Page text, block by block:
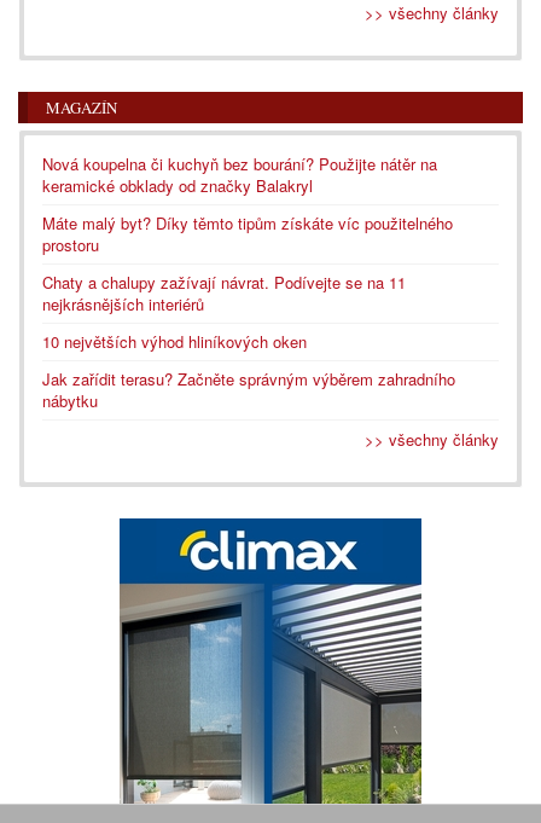
>> všechny články
MAGAZÍN
Nová koupelna či kuchyň bez bourání? Použijte nátěr na
keramické obklady od značky Balakryl
Máte malý byt? Díky těmto tipům získáte víc použitelného
prostoru
Chaty a chalupy zažívají návrat. Podívejte se na 11
nejkrásnějších interiérů
10 největších výhod hliníkových oken
Jak zařídit terasu? Začněte správným výběrem zahradního
nábytku
>> všechny články